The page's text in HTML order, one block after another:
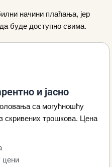
начини плаћања, јер
буде доступно свима.
и јасно
са могућношћу
скривених трошкова. Цена
цени